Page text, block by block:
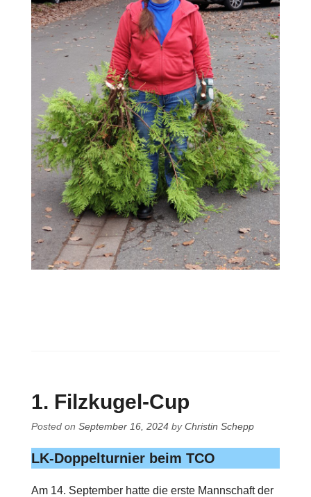
1. Filzkugel-Cup
Posted on September 16, 2024byChristin Schepp
LK-Doppelturnier beim TCO
Am 14. September hatte die erste Mannschaft der